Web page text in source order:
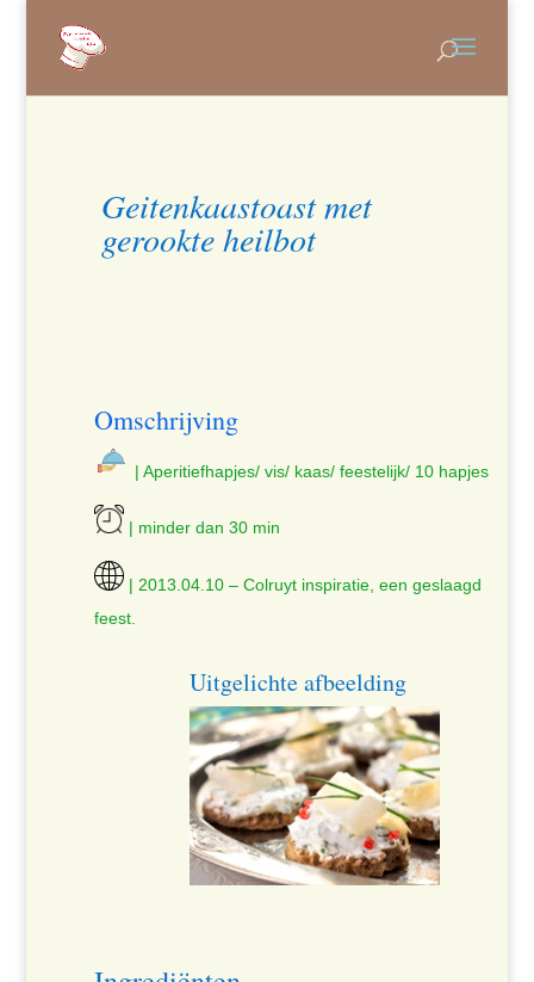
Geitenkaastoast met
gerookte heilbot
Omschrijving
| Aperitiefhapjes/ vis/ kaas/ feestelijk/ 10 hapjes
| minder dan 30 min
| 2013.04.10 – Colruyt inspiratie, een geslaagd
feest.
Uitgelichte afbeelding